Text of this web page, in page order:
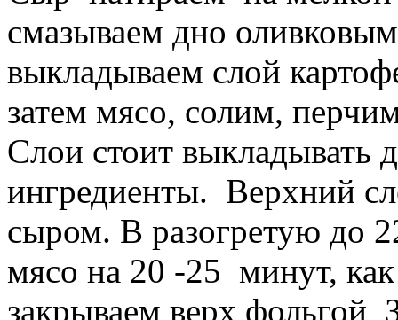
смазываем дно
выкладываем слой
затем мясо, солим,
Слои стоит выкладывать
ингредиенты. Верхний
сыром. В разогретую до
мясо на 20 -25 минут,
закрываем верх фольгой